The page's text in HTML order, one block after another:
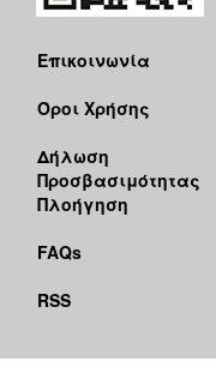
Επικοινωνία
Όροι Χρήσης
Δήλωση
Προσβασιμότητας
Πλοήγηση
FAQs
RSS